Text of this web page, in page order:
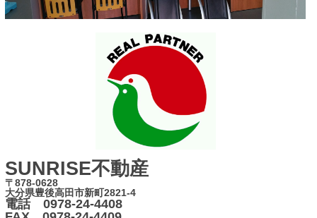
SUNRISE不動産
〒878-0628
大分県豊後高田市新町2821-4
電話 0978-24-4408